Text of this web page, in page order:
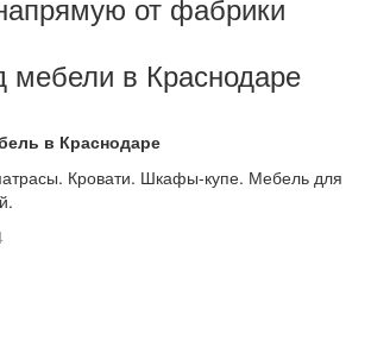
мебели в Краснодаре
в Краснодаре
Кровати. Шкафы-купе. Мебель для